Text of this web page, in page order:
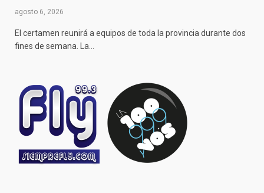
agosto 6, 2026
El certamen reunirá a equipos de toda la provincia durante dos
fines de semana. La…